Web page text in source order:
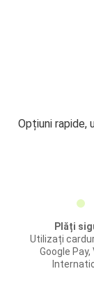
Opțiuni rapide,
Plăți
Utilizați
Google Pay,